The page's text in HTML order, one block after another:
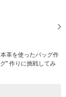
革を使ったバッグ作
" 作りに挑戦してみ